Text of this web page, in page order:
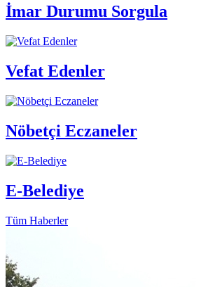
İmar Durumu Sorgula
Vefat Edenler
Nöbetçi Eczaneler
E-Belediye
Tüm Haberler